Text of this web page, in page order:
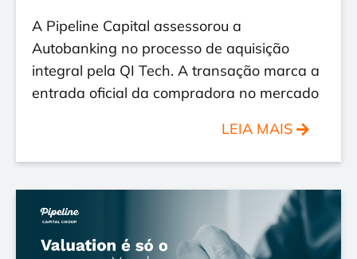
A Pipeline Capital assessorou a
Autobanking no processo de aquisição
integral pela QI Tech. A transação marca a
entrada oficial da compradora no mercado
LEIA MAIS